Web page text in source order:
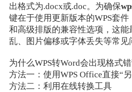
出格式为.docx或.doc。为确保
键在于使用更新版本的WPS套
和高级排版的兼容性选项，这
乱、图片偏移或字体丢失等常见
为什么WPS转Word会出现格式错
方法一：使用WPS Office直接“
方法二：利用在线转换工具